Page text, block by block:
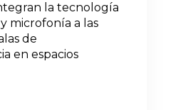
la tecnología
microfonía a las
de
en espacios